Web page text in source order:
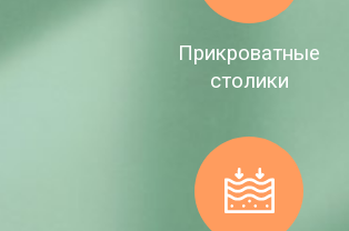
Прикроватные
столики